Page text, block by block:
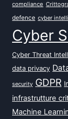
compliance
defence cyber
Cyber
Cyber Threat
data privacy
security GDPR
infrastrutture
Machine